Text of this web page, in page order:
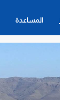
المساعدة